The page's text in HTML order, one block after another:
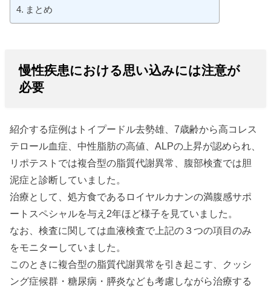
まとめ
慢性疾患における思い込みには注意が
必要
紹介する症例はトイプードル去勢雄、7歳齢から高コレス
テロール血症、中性脂肪の高値、ALPの上昇が認められ、
リポテストでは複合型の脂質代謝異常、腹部検査では胆
泥症と診断していました。
治療として、処方食であるロイヤルカナンの満腹感サポ
ートスペシャルを与え2年ほど様子を見ていました。
なお、検査に関しては血液検査で上記の３つの項目のみ
をモニターしていました。
このときに複合型の脂質代謝異常を引き起こす、クッシ
ング症候群・糖尿病・膵炎なども考慮しながら治療する